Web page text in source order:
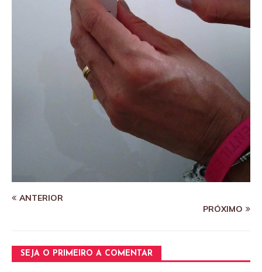
ANTERIOR
PRÓXIMO
SEJA O PRIMEIRO A COMENTAR